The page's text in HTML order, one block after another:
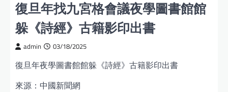
復旦年找九宮格會議夜學圖書館館
躲《詩經》古籍影印出書
admin 03/18/2025
復旦年夜學圖書館館躲《詩經》古籍影印出書
來源：中國新聞網